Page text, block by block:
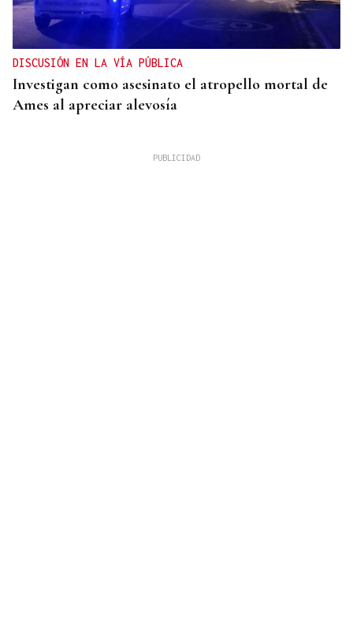
DISCUSIÓN EN LA VÍA PÚBLICA
Investigan como asesinato el atropello mortal de
Ames al apreciar alevosía